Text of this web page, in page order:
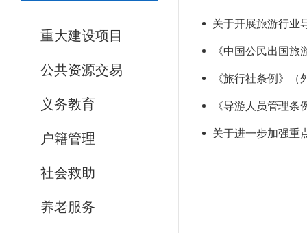
重大建设项目
公共资源交易
义务教育
户籍管理
社会救助
养老服务
关于开展旅游行业
《中国公民出国
《旅行社条例》
《导游人员管理
关于进一步加强重